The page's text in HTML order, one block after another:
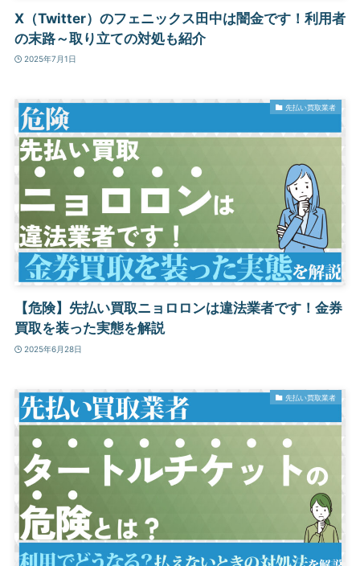
X（Twitter）のフェニックス田中は闇金です！利用者
の末路～取り立ての対処も紹介
2025年7月1日
先払い買取業者
【危険】先払い買取ニョロロンは違法業者です！金券
買取を装った実態を解説
2025年6月28日
先払い買取業者